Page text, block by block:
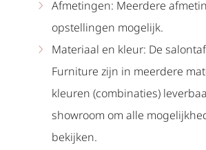
Afmetingen: Meerdere
opstellingen mogelijk.
Materiaal en kleur: De
Furniture zijn in meerdere
kleuren (combinaties)
showroom om alle
bekijken.